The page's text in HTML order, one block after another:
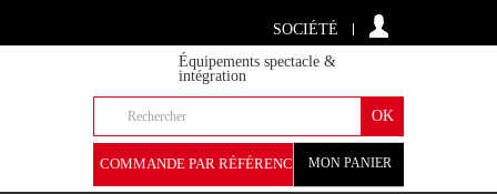
SOCIÉTÉ
Équipements spectacle &
intégration
MON PANIER
COMMANDE PAR RÉFÉRENCE